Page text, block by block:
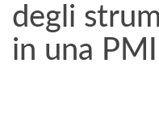
degli
in una PMI